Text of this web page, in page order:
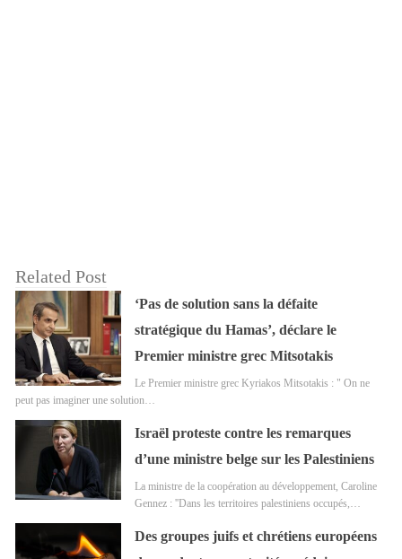
Related Post
‘Pas de solution sans la défaite
stratégique du Hamas’, déclare le
Premier ministre grec Mitsotakis
Le Premier ministre grec Kyriakos Mitsotakis : " On ne
peut pas imaginer une solution…
Israël proteste contre les remarques
d’une ministre belge sur les Palestiniens
La ministre de la coopération au développement, Caroline
Gennez : ''Dans les territoires palestiniens occupés,…
Des groupes juifs et chrétiens européens